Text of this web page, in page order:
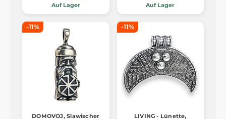
Auf Lager Auf Lager
-11%
DOMOVOJ, Slawischer
-11%
LIVING - Lünette,